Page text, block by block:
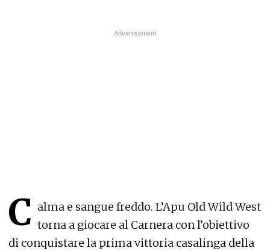
C alma e sangue freddo. L’Apu Old Wild West
torna a giocare al Carnera con l’obiettivo
di conquistare la prima vittoria casalinga della